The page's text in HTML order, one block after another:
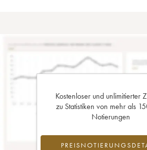
Kostenloser und unlimitierter
zu Statistiken von mehr als
Notierungen